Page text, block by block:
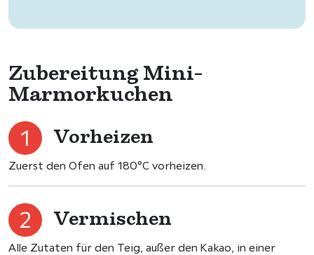
Zubereitung Mini-
Marmorkuchen
Vorheizen
Zuerst den Ofen auf 180°C vorheizen.
Vermischen
Alle Zutaten für den Teig, außer den Kakao, in einer